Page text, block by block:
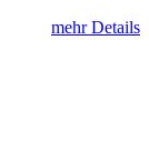
mehr Details